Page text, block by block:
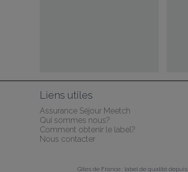
Liens utiles
Assurance Séjour Meetch
Qui sommes nous?
Comment obtenir le label?
Nous contacter
Gîtes de France : label de qualité depuis